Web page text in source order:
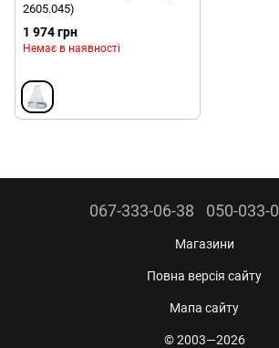
2605.045)
1 974 грн
Немає в наявності
067-333-06-38 050-033-
Магазини
Повна версія сайту
Мапа сайту
© 2003—2026